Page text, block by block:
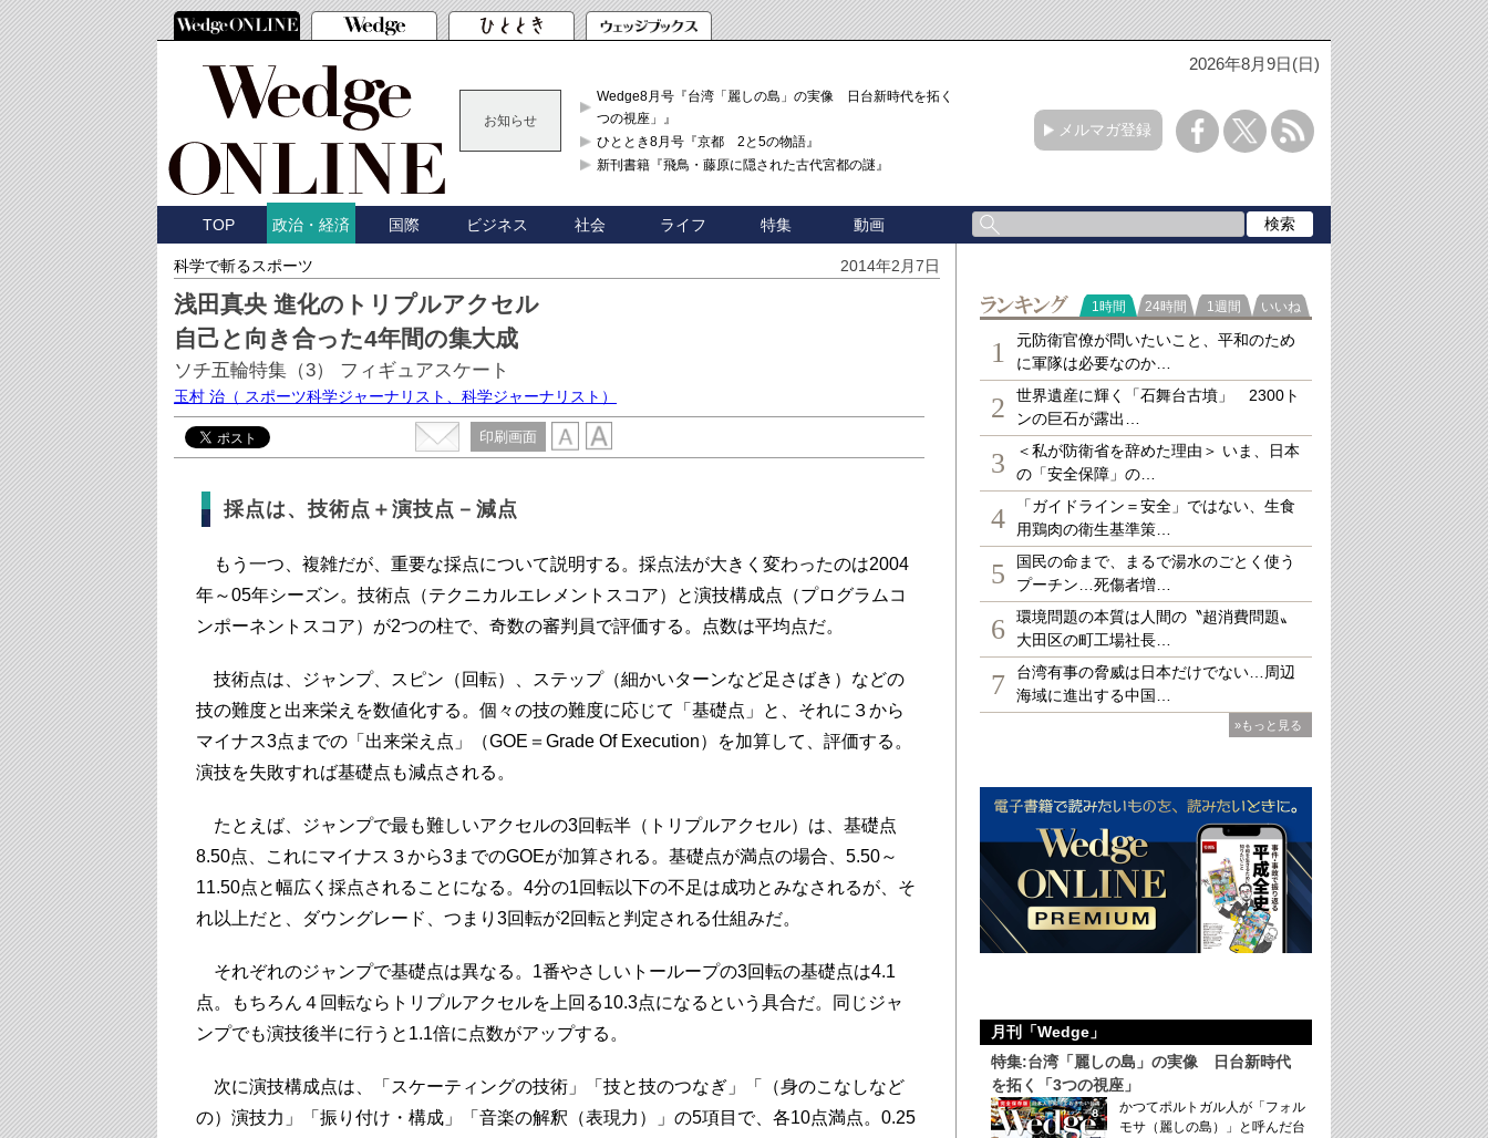
2026年8月9日(日)
お知らせ
Wedge8月号『台湾「麗しの島」の実像 日台新時代を拓く「3
つの視座」』
ひととき8月号『京都 2と5の物語』
新刊書籍『飛鳥・藤原に隠された古代宮都の謎』
メルマガ登録
TOP 政治・経済 国際 ビジネス 社会 ライフ 特集 動画
科学で斬るスポーツ 2014年2月7日
浅田真央 進化のトリプルアクセル
自己と向き合った4年間の集大成
ソチ五輪特集（3） フィギュアスケート
玉村 治 （ スポーツ科学ジャーナリスト、科学ジャーナリスト）
印刷画面
採点は、技術点＋演技点－減点
もう一つ、複雑だが、重要な採点について説明する。採点法が大きく変わったのは2004
年～05年シーズン。技術点（テクニカルエレメントスコア）と演技構成点（プログラムコ
ンポーネントスコア）が2つの柱で、奇数の審判員で評価する。点数は平均点だ。
技術点は、ジャンプ、スピン（回転）、ステップ（細かいターンなど足さばき）などの
技の難度と出来栄えを数値化する。個々の技の難度に応じて「基礎点」と、それに３から
マイナス3点までの「出来栄え点」（GOE＝Grade Of Execution）を加算して、評価する。
演技を失敗すれば基礎点も減点される。
たとえば、ジャンプで最も難しいアクセルの3回転半（トリプルアクセル）は、基礎点
8.50点、これにマイナス３から3までのGOEが加算される。基礎点が満点の場合、5.50～
11.50点と幅広く採点されることになる。4分の1回転以下の不足は成功とみなされるが、そ
れ以上だと、ダウングレード、つまり3回転が2回転と判定される仕組みだ。
それぞれのジャンプで基礎点は異なる。1番やさしいトーループの3回転の基礎点は4.1
点。もちろん４回転ならトリプルアクセルを上回る10.3点になるという具合だ。同じジャ
ンプでも演技後半に行うと1.1倍に点数がアップする。
次に演技構成点は、「スケーティングの技術」「技と技のつなぎ」「（身のこなしなど
の）演技力」「振り付け・構成」「音楽の解釈（表現力）」の5項目で、各10点満点。0.25
ランキング
1時間 24時間 1週間 いいね
1
元防衛官僚が問いたいこと、平和のため
に軍隊は必要なのか…
2
世界遺産に輝く「石舞台古墳」 2300ト
ンの巨石が露出…
3
＜私が防衛省を辞めた理由＞ いま、日本
の「安全保障」の…
4
「ガイドライン＝安全」ではない、生食
用鶏肉の衛生基準策…
5
国民の命まで、まるで湯水のごとく使う
プーチン…死傷者増…
6
環境問題の本質は人間の〝超消費問題〟
大田区の町工場社長…
7
台湾有事の脅威は日本だけでない…周辺
海域に進出する中国…
»もっと見る
月刊「Wedge」
特集:台湾「麗しの島」の実像 日台新時代
を拓く「3つの視座」
かつてポルトガル人が「フォル
モサ（麗しの島）」と呼んだ台